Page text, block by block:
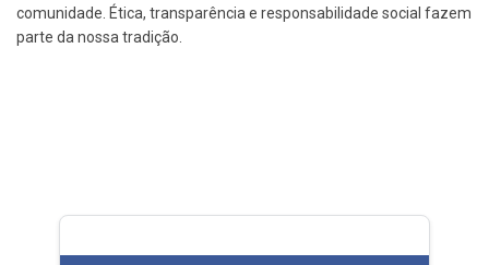
comunidade. Ética, transparência e responsabilidade social fazem
parte da nossa tradição.